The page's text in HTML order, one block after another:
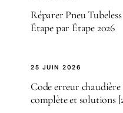
Réparer Pneu
Étape par Étape 2026
25 JUIN 2026
Code erreur
complète et solutions